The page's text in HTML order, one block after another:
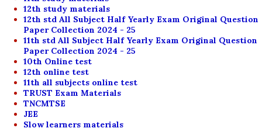
12th study materials
12th std All Subject Half Yearly Exam Original Question
Paper Collection 2024 - 25
11th std All Subject Half Yearly Exam Original Question
Paper Collection 2024 - 25
10th Online test
12th online test
11th all subjects online test
TRUST Exam Materials
TNCMTSE
JEE
Slow learners materials